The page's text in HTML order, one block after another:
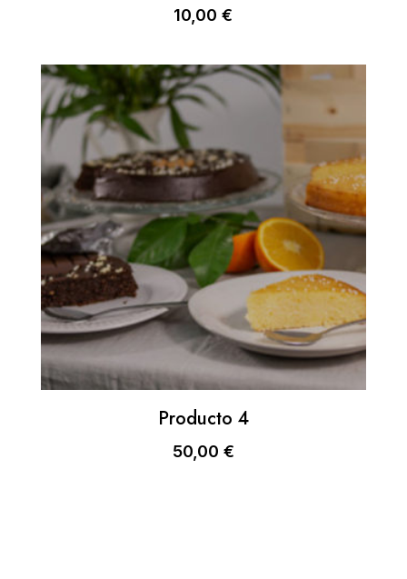
10,00€
Producto 4
50,00 €